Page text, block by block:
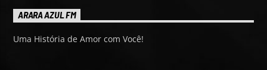
ARARA AZUL FM
Uma História de Amor com Você!